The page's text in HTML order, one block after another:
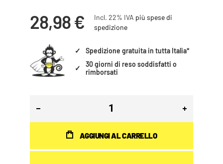
28,98 € Incl. 22% IVA più spese di
spedizione
✓ Spedizione gratuita in tutta Italia*
✓
30 giorni di reso soddisfatti o
rimborsati
AGGIUNGI AL CARRELLO